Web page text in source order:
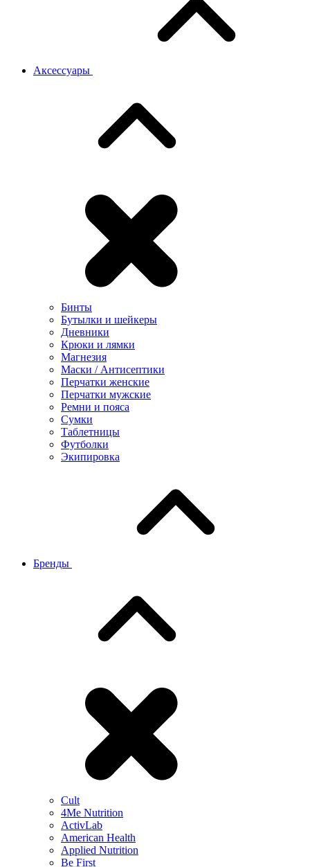
Аксессуары
Бинты
Бутылки и шейкеры
Дневники
Крюки и лямки
Магнезия
Маски / Антисептики
Перчатки женские
Перчатки мужские
Ремни и пояса
Сумки
Таблетницы
Футболки
Экипировка
Бренды
Cult
4Me Nutrition
ActivLab
American Health
Applied Nutrition
Be First